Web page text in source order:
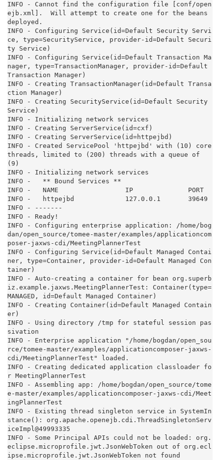
INFO - Cannot find the configuration file [conf/open
ejb.xml].  Will attempt to create one for the beans
deployed.
INFO - Configuring Service(id=Default Security Servi
ce, type=SecurityService, provider-id=Default Securi
ty Service)
INFO - Configuring Service(id=Default Transaction Ma
nager, type=TransactionManager, provider-id=Default
Transaction Manager)
INFO - Creating TransactionManager(id=Default Transa
ction Manager)
INFO - Creating SecurityService(id=Default Security
Service)
INFO - Initializing network services
INFO - Creating ServerService(id=cxf)
INFO - Creating ServerService(id=httpejbd)
INFO - Created ServicePool 'httpejbd' with (10) core
threads, limited to (200) threads with a queue of
(9)
INFO - Initializing network services
INFO -   ** Bound Services **
INFO -   NAME                 IP              PORT
INFO -   httpejbd             127.0.0.1       39649
INFO - -------
INFO - Ready!
INFO - Configuring enterprise application: /home/bog
dan/open_source/tomee-master/examples/applicationcom
poser-jaxws-cdi/MeetingPlannerTest
INFO - Configuring Service(id=Default Managed Contai
ner, type=Container, provider-id=Default Managed Con
tainer)
INFO - Auto-creating a container for bean org.superb
iz.example.jaxws.MeetingPlannerTest: Container(type=
MANAGED, id=Default Managed Container)
INFO - Creating Container(id=Default Managed Contain
er)
INFO - Using directory /tmp for stateful session pas
sivation
INFO - Enterprise application "/home/bogdan/open_sou
rce/tomee-master/examples/applicationcomposer-jaxws-
cdi/MeetingPlannerTest" loaded.
INFO - Creating dedicated application classloader fo
r MeetingPlannerTest
INFO - Assembling app: /home/bogdan/open_source/tome
e-master/examples/applicationcomposer-jaxws-cdi/Meet
ingPlannerTest
INFO - Existing thread singleton service in SystemIn
stance(): org.apache.openejb.cdi.ThreadSingletonServ
iceImpl@49993335
INFO - Some Principal APIs could not be loaded: org.
eclipse.microprofile.jwt.JsonWebToken out of org.ecl
ipse.microprofile.jwt.JsonWebToken not found